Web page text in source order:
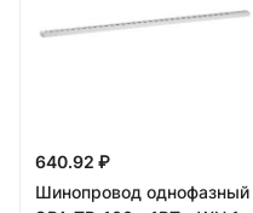
640.92 ₽
Шинопровод однофазный